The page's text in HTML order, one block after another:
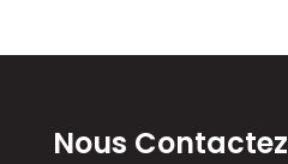
Nous Contactez